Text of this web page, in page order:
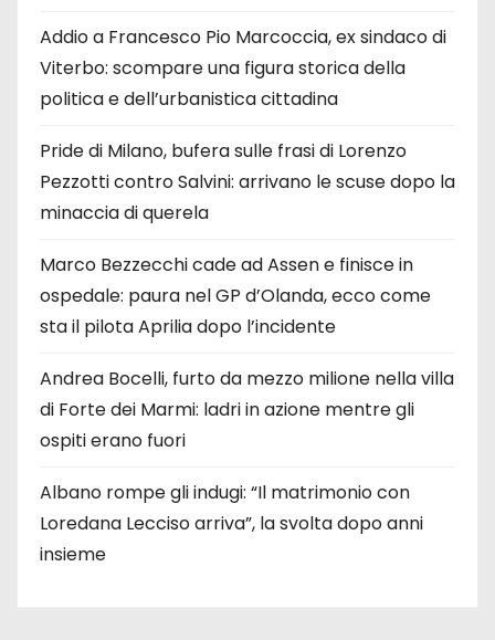
Addio a Francesco Pio Marcoccia, ex sindaco di
Viterbo: scompare una figura storica della
politica e dell’urbanistica cittadina
Pride di Milano, bufera sulle frasi di Lorenzo
Pezzotti contro Salvini: arrivano le scuse dopo la
minaccia di querela
Marco Bezzecchi cade ad Assen e finisce in
ospedale: paura nel GP d’Olanda, ecco come
sta il pilota Aprilia dopo l’incidente
Andrea Bocelli, furto da mezzo milione nella villa
di Forte dei Marmi: ladri in azione mentre gli
ospiti erano fuori
Albano rompe gli indugi: “Il matrimonio con
Loredana Lecciso arriva”, la svolta dopo anni
insieme